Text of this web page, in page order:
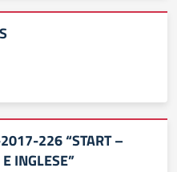
226 “START –
INGLESE”